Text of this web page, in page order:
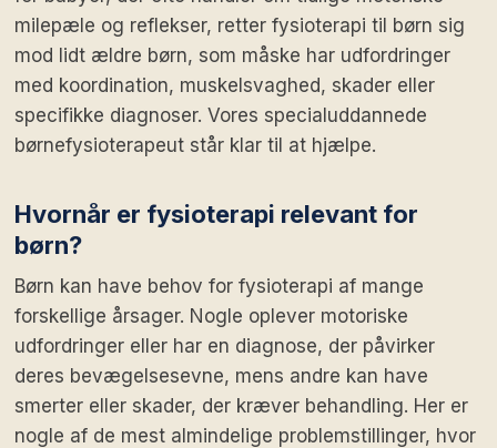
milepæle og reflekser, retter fysioterapi til børn sig
mod lidt ældre børn, som måske har udfordringer
med koordination, muskelsvaghed, skader eller
specifikke diagnoser. Vores specialuddannede
børnefysioterapeut står klar til at hjælpe.
Hvornår er fysioterapi relevant for
børn?
Børn kan have behov for fysioterapi af mange
forskellige årsager. Nogle oplever motoriske
udfordringer eller har en diagnose, der påvirker
deres bevægelsesevne, mens andre kan have
smerter eller skader, der kræver behandling. Her er
nogle af de mest almindelige problemstillinger, hvor